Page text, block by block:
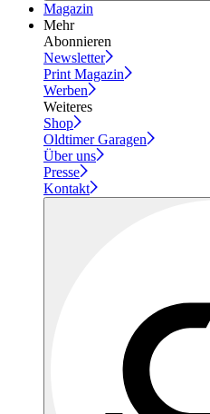
Magazin
Mehr
Abonnieren
Newsletter
Print Magazin
Werben
Weiteres
Shop
Oldtimer Garagen
Über uns
Presse
Kontakt